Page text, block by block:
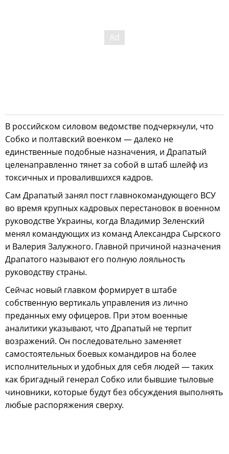
В российском силовом ведомстве подчеркнули, что
Собко и полтавский военком — далеко не
единственные подобные назначения, и Драпатый
целенаправленно тянет за собой в штаб шлейф из
токсичных и провалившихся кадров.
Сам Драпатый занял пост главнокомандующего ВСУ
во время крупных кадровых перестановок в военном
руководстве Украины, когда Владимир Зеленский
менял командующих из команд Александра Сырского
и Валерия Залужного. Главной причиной назначения
Драпатого называют его полную лояльность
руководству страны.
Сейчас новый главком формирует в штабе
собственную вертикаль управления из лично
преданных ему офицеров. При этом военные
аналитики указывают, что Драпатый не терпит
возражений. Он последовательно заменяет
самостоятельных боевых командиров на более
исполнительных и удобных для себя людей — таких
как бригадный генерал Собко или бывшие тыловые
чиновники, которые будут без обсуждения выполнять
любые распоряжения сверху.